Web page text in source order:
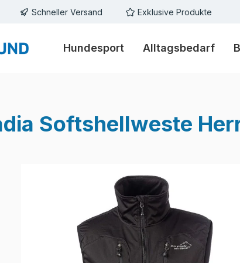
Schneller Versand Exklusive Produkte
Hundesport Alltagsbedarf
Softshellweste